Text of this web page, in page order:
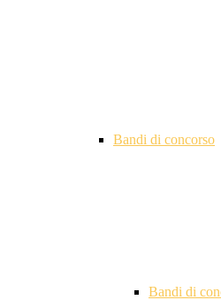
Bandi di concorso
Bandi di